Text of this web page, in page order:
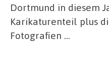
Dortmund in diesem
Karikaturenteil plus
Fotografien …